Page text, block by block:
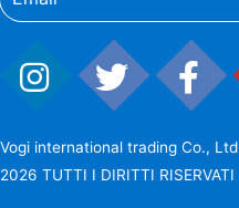
Vogi international trading Co., Ltd
2026 TUTTI I DIRITTI RISERVATI